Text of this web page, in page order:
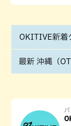
OKITIVE新着
最新 沖縄（